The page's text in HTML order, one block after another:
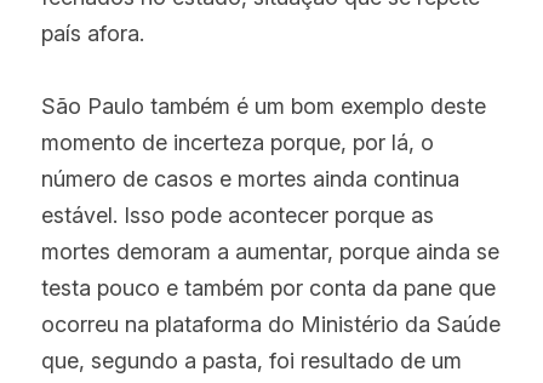
país afora.
São Paulo também é um bom exemplo deste
momento de incerteza porque, por lá, o
número de casos e mortes ainda continua
estável. Isso pode acontecer porque as
mortes demoram a aumentar, porque ainda se
testa pouco e também por conta da pane que
ocorreu na plataforma do Ministério da Saúde
que, segundo a pasta, foi resultado de um